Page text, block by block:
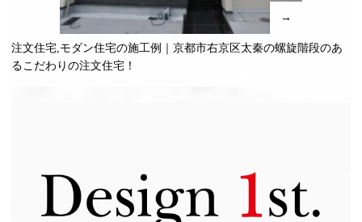
→
注文住宅,モダン住宅の施工例｜京都市右京区太秦の螺旋階段のあ
るこだわりの注文住宅！